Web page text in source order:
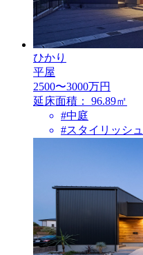
ひかり
平屋
2500〜3000万円
延床面積：
96.89㎡
#中庭
#スタイリッシュ